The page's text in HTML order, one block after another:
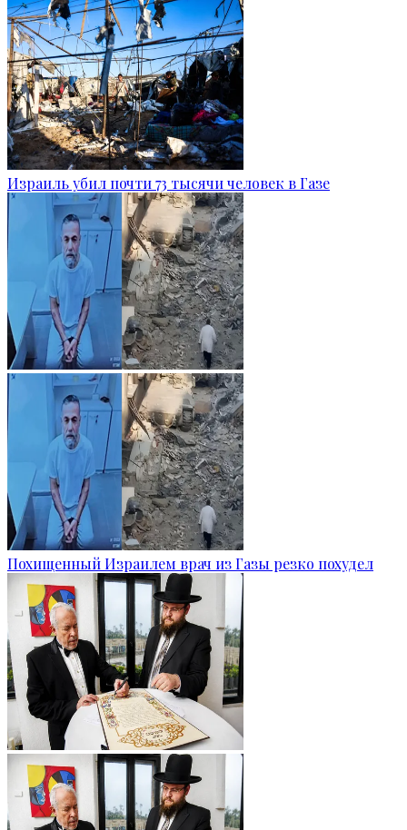
Израиль убил почти 73 тысячи человек в Газе
Похищенный Израилем врач из Газы резко похудел